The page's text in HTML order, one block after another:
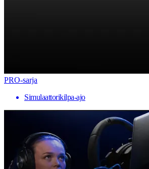
PRO-sarja
Simulaattorikilpa-ajo